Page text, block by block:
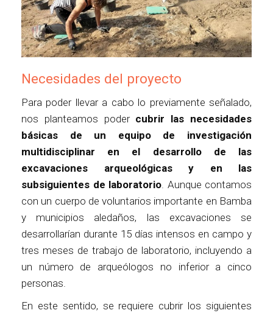
Necesidades del proyecto
Para poder llevar a cabo lo previamente señalado,
nos planteamos podercubrir las necesidades
básicas de un equipo de investigación
multidisciplinar
en el desarrollo de las
excavaciones arqueológicas y en las
subsiguientes de laboratorio. Aunque contamos
con un cuerpo de voluntarios importante en Bamba
y municipios aledaños, las excavaciones se
desarrollarían durante 15 días intensos en campo y
tres meses de trabajo de laboratorio, incluyendo a
un número de arqueólogos no inferior a cinco
personas.
En este sentido, se requiere cubrir los siguientes